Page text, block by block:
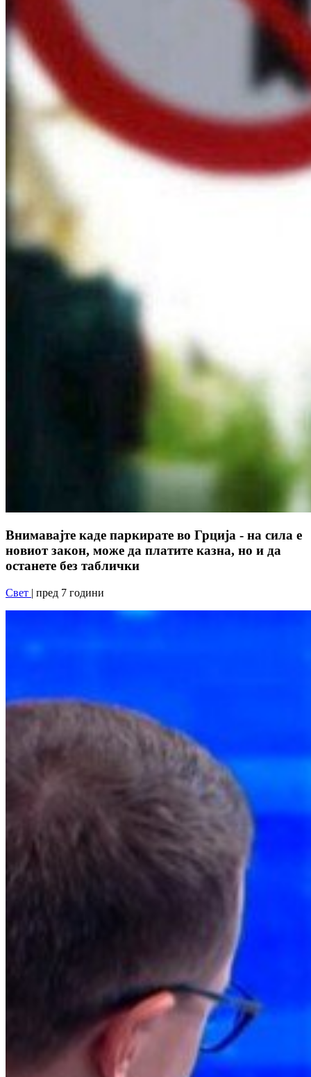
Внимавајте каде паркирате во Грција - на сила е
новиот закон, може да платите казна, но и да
останете без таблички
Свет | пред 7 години